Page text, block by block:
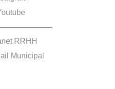
RRHH
Municipal